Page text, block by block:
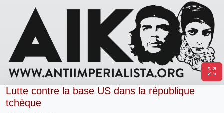
Lutte contre la base US dans la république
tchèque